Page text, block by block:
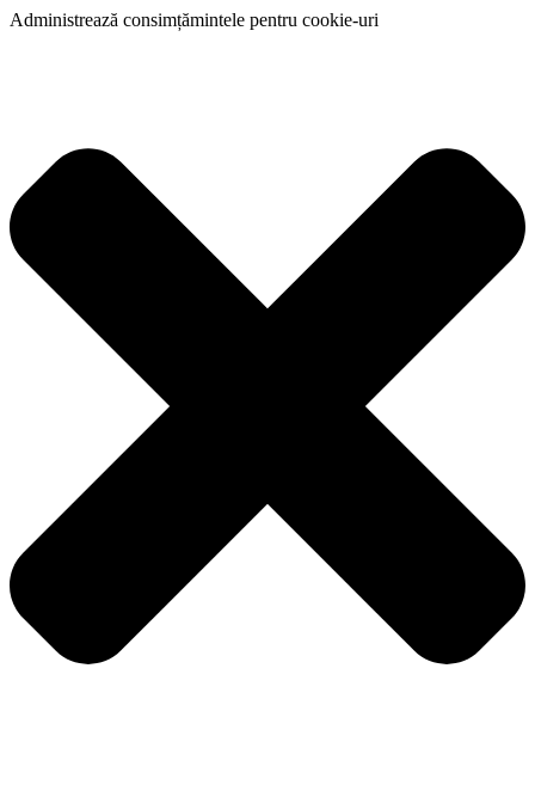
Administrează consimțămintele pentru cookie-uri